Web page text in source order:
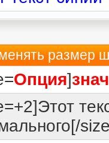
размер
Опция]